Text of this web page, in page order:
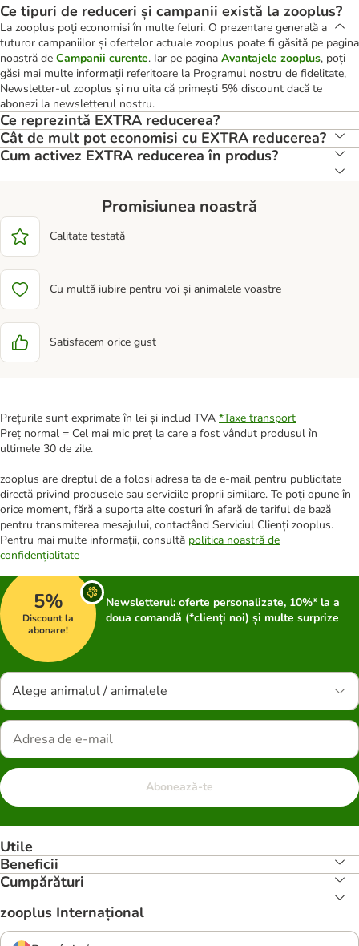
Ce tipuri de reduceri și campanii există la zooplus?
La zooplus poți economisi în multe feluri. O prezentare generală a
tuturor campaniilor și ofertelor actuale zooplus poate fi găsită pe pagina
noastră de Campanii curente. Iar pe pagina Avantajele zooplus, poți
găsi mai multe informații referitoare la Programul nostru de fidelitate,
Newsletter-ul zooplus și nu uita că primești 5% discount dacă te
abonezi la newsletterul nostru.
Ce reprezintă EXTRA reducerea?
Cât de mult pot economisi cu EXTRA reducerea?
Cum activez EXTRA reducerea în produs?
Promisiunea noastră
Calitate testată
Cu multă iubire pentru voi și animalele voastre
Satisfacem orice gust
Prețurile sunt exprimate în lei și includ TVA *Taxe transport
Preț normal = Cel mai mic preț la care a fost vândut produsul în
ultimele 30 de zile.
zooplus are dreptul de a folosi adresa ta de e-mail pentru publicitate
directă privind produsele sau serviciile proprii similare. Te poți opune în
orice moment, fără a suporta alte costuri în afară de tariful de bază
pentru transmiterea mesajului, contactând Serviciul Clienți zooplus.
Pentru mai multe informații, consultă politica noastră de
confidențialitate
5%
Discount la
abonare!
Newsletterul: oferte personalizate, 10%* la a
doua comandă (*clienți noi) și multe surprize
Alege animalul / animalele
Abonează-te
Utile
Beneficii
Cumpărături
zooplus Internațional